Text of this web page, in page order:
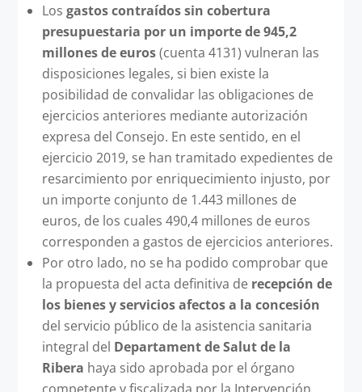
Los gastos contraídos sin cobertura
presupuestaria por un importe de 945,2
millones de euros(cuenta 4131) vulneran las
disposiciones legales, si bien existe la
posibilidad de convalidar las obligaciones de
ejercicios anteriores mediante autorización
expresa del Consejo. En este sentido, en el
ejercicio 2019, se han tramitado expedientes de
resarcimiento por enriquecimiento injusto, por
un importe conjunto de 1.443 millones de
euros, de los cuales 490,4 millones de euros
corresponden a gastos de ejercicios anteriores.
Por otro lado, no se ha podido comprobar que
la propuesta del acta definitiva de recepción de
los bienes y servicios afectos a la concesión
del servicio público de la asistencia sanitaria
integral del Departament de Salut de la
Ribera haya sido aprobada por el órgano